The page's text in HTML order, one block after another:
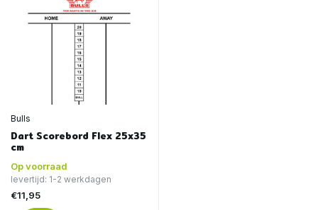
Bulls
Dart Scorebord Flex 25x35
cm
Op voorraad
levertijd: 1-2 werkdagen
€11,95